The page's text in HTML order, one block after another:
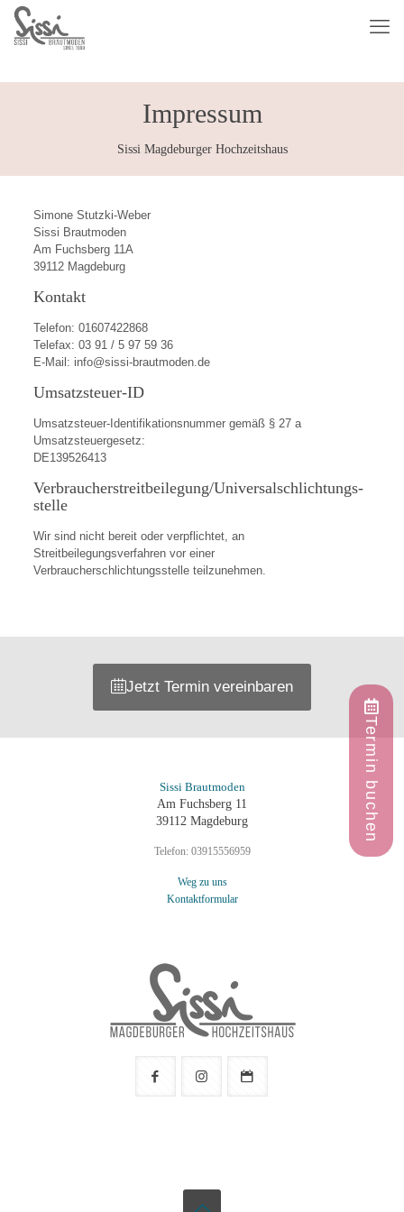
Impressum
Sissi Magdeburger Hochzeitshaus
Simone Stutzki-Weber
Sissi Brautmoden
Am Fuchsberg 11A
39112 Magdeburg
Kontakt
Telefon: 01607422868
Telefax: 03 91 / 5 97 59 36
E-Mail: info@sissi-brautmoden.de
Umsatzsteuer-ID
Umsatzsteuer-Identifikationsnummer gemäß § 27 a
Umsatzsteuergesetz:
DE139526413
Verbraucher­streit­beilegung/Universal­schlichtungs­
stelle
Wir sind nicht bereit oder verpflichtet, an
Streitbeilegungsverfahren vor einer
Verbraucherschlichtungsstelle teilzunehmen.
Jetzt Termin vereinbaren
Sissi Brautmoden
Am Fuchsberg 11
39112 Magdeburg
Telefon: 03915556959
Weg zu uns
Kontaktformular
Termin buchen